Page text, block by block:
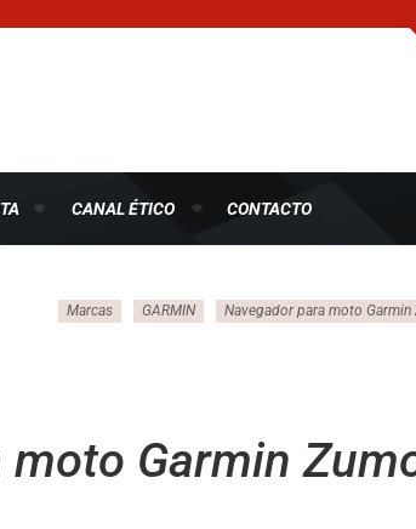
CANAL ÉTICO CONTACTO
Marcas GARMIN Navegador para moto Garmin
Garmin